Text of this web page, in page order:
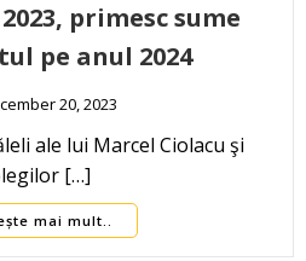
primesc sume
pe anul 2024
20, 2023
ale lui Marcel Ciolacu şi
[…]
mai mult..